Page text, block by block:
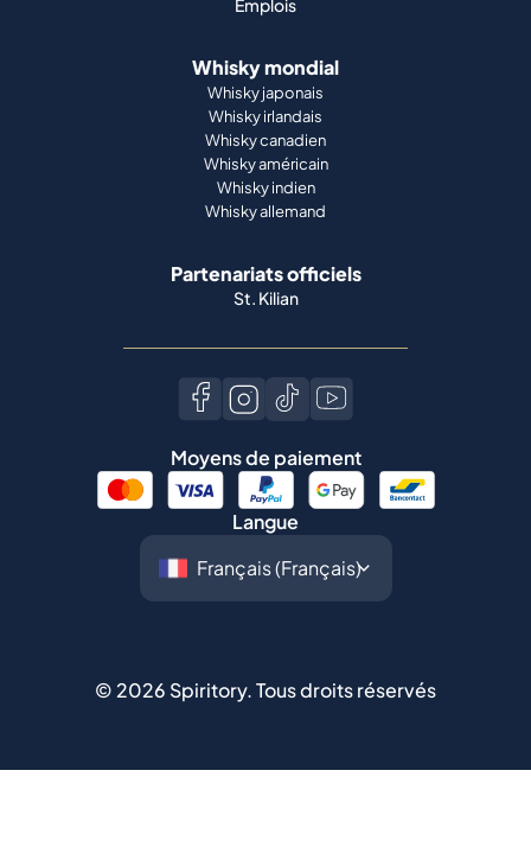
Emplois
Whisky mondial
Whisky japonais
Whisky irlandais
Whisky canadien
Whisky américain
Whisky indien
Whisky allemand
Partenariats officiels
St. Kilian
Moyens de paiement
Langue
© 2026 Spiritory.Tous droits réservés